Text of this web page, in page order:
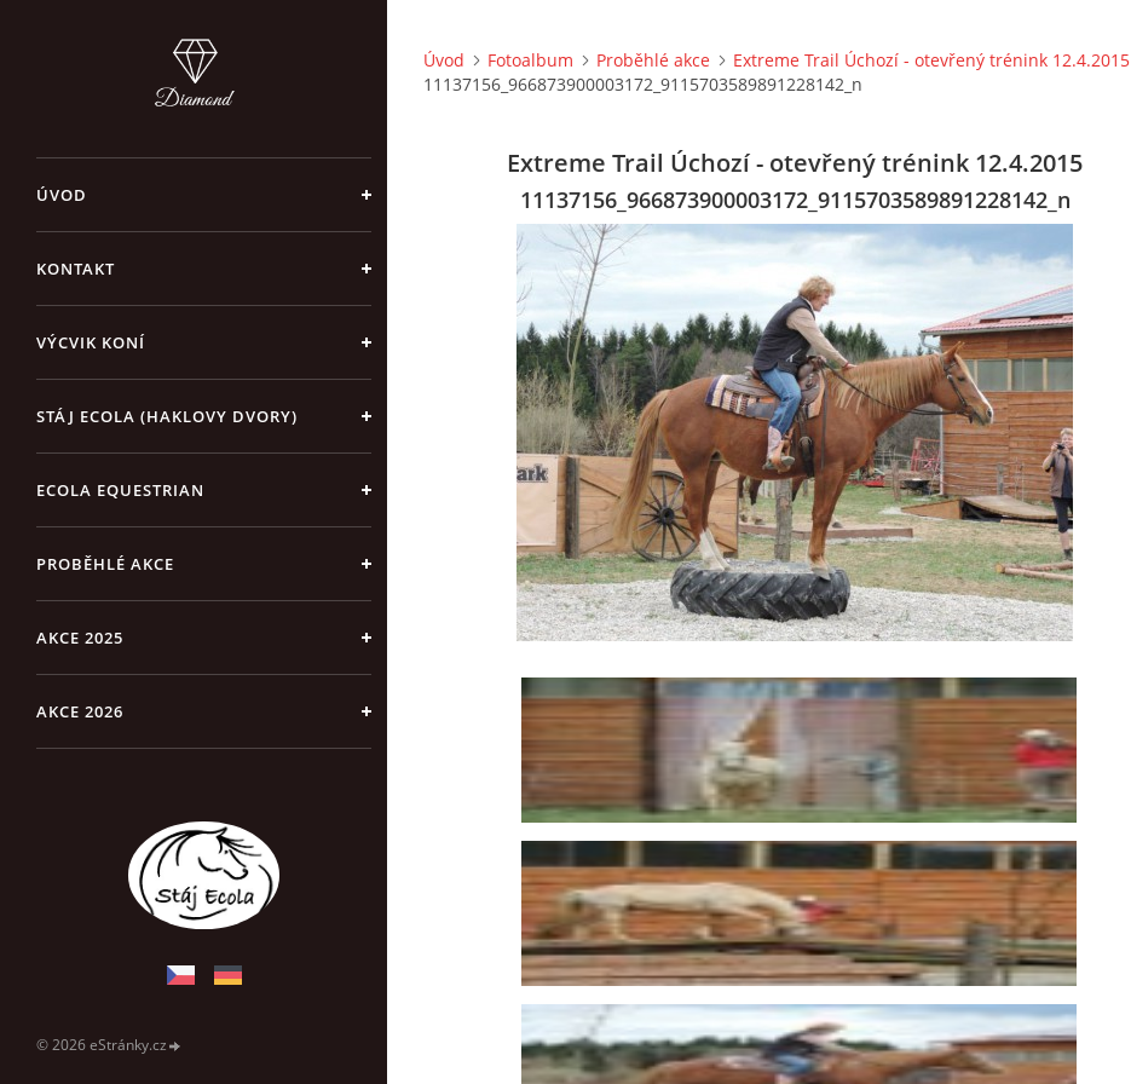
ÚVOD
KONTAKT
VÝCVIK KONÍ
STÁJ ECOLA (HAKLOVY DVORY)
ECOLA EQUESTRIAN
PROBĚHLÉ AKCE
AKCE 2025
AKCE 2026
© 2026 eStránky.cz
Úvod Fotoalbum Proběhlé akce
Extreme Trail Úchozí - otevřený trénink 12.4.2015
11137156_966873900003172_9115703589891228142_n
Extreme Trail Úchozí - otevřený trénink 12.4.2015
11137156_966873900003172_9115703589891228142_n